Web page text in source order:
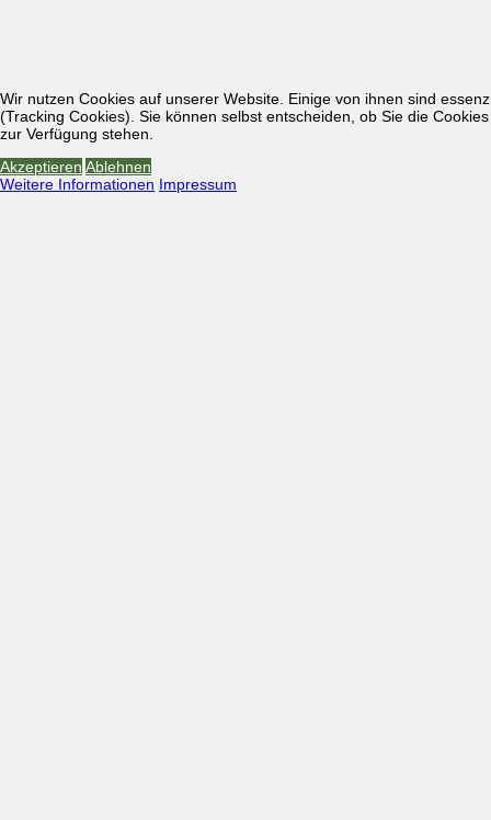
Wir nutzen Cookies auf unserer Website. Einige von ihnen sind
(Tracking Cookies). Sie können selbst entscheiden, ob Sie die
zur Verfügung stehen.
Akzeptieren Ablehnen
Weitere Informationen Impressum